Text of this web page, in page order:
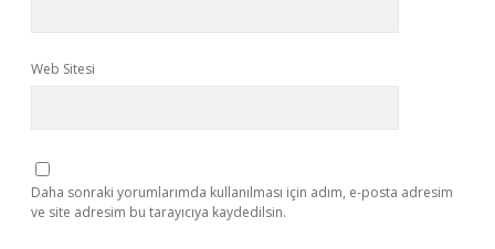
Web Sitesi
Daha sonraki yorumlarımda kullanılması için adım, e-posta adresim
ve site adresim bu tarayıcıya kaydedilsin.